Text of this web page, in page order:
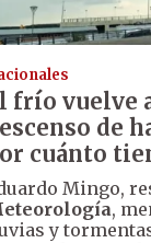
frío vuelve
de
cuánto
Mingo,
,
y